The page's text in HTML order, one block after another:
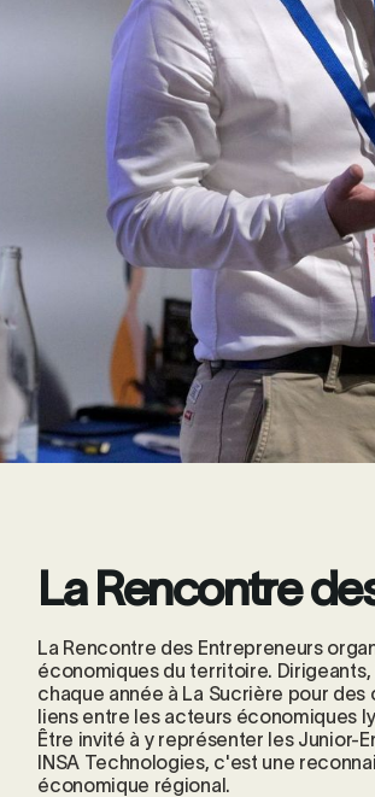
La Rencontre
La Rencontre des Entrepreneurs
économiques du territoire.
chaque année à La Sucrière pour
liens entre les acteurs économiques
Être invité à y représenter les Junior-
INSA Technologies, c'est une
économique régional.